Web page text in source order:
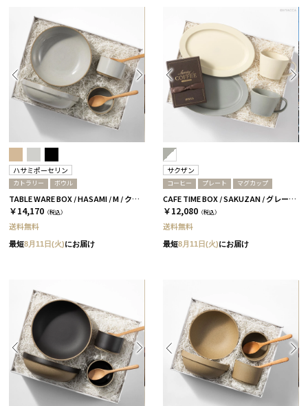
ハサミポーセリン
カトラリー ボウル
TABLE WARE BOX / HASAMI / M / クリア［ハサミポーセリン］
￥14,170 （税込）
送料無料
最短8月11日(火)にお届け
サクザン
コーヒー プレート マグカップ
CAFE TIME BOX / SAKUZAN / グレー＆ホワイト
￥12,080 （税込）
送料無料
最短8月11日(火)にお届け